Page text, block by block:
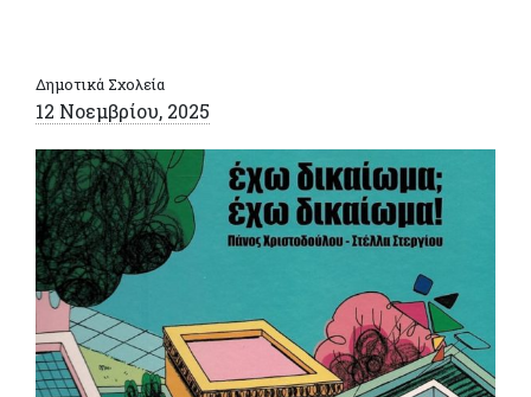
Δημοτικά Σχολεία
12 Νοεμβρίου, 2025